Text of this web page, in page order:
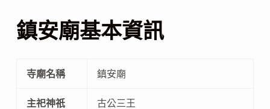
鎮安廟基本資訊
寺廟名稱 鎮安廟
主祀神祇 古公三王